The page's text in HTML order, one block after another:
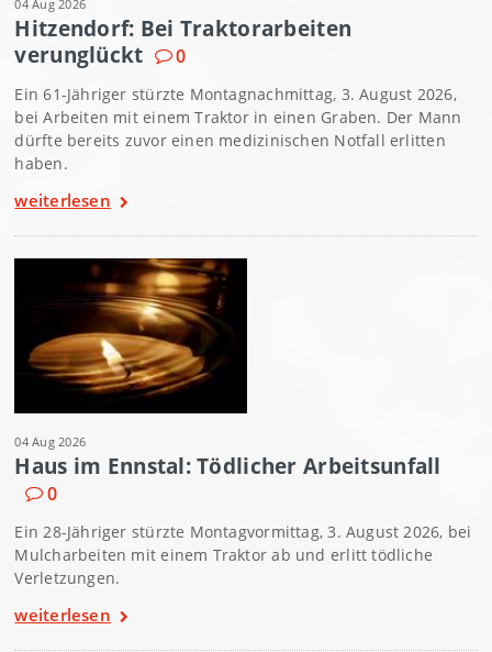
04 Aug 2026
Hitzendorf: Bei Traktorarbeiten
verunglückt
0
Ein 61-Jähriger stürzte Montagnachmittag, 3. August 2026,
bei Arbeiten mit einem Traktor in einen Graben. Der Mann
dürfte bereits zuvor einen medizinischen Notfall erlitten
haben.
weiterlesen
04 Aug 2026
Haus im Ennstal: Tödlicher Arbeitsunfall
0
Ein 28-Jähriger stürzte Montagvormittag, 3. August 2026, bei
Mulcharbeiten mit einem Traktor ab und erlitt tödliche
Verletzungen.
weiterlesen